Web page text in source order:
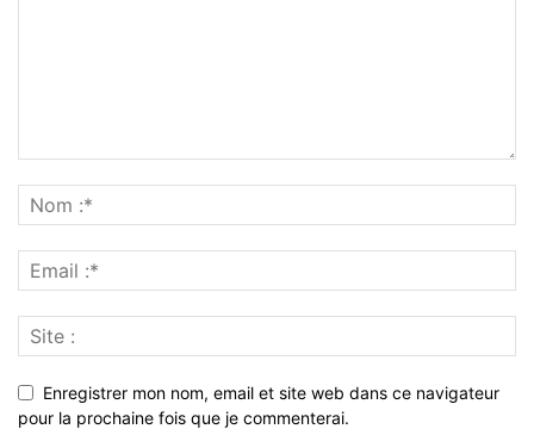
Enregistrer mon nom, email et site web dans ce navigateur
pour la prochaine fois que je commenterai.